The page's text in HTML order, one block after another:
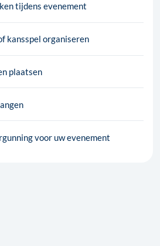
tijdens evenement
kansspel organiseren
plaatsen
voor uw evenement